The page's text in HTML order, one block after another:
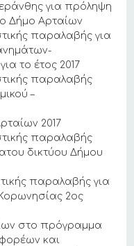
για πρόληψη
Δήμο Αρταίων
παραλαβής για
το έτος 2017
παραλαβής
–
2017
παραλαβής
δικτύου Δήμου
παραλαβής για
2ος
στο πρόγραμμα
και